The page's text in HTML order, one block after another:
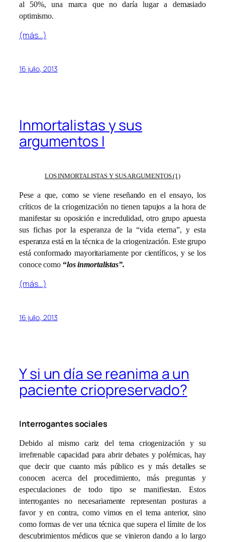
al 50%, una marca que no daría lugar a demasiado
optimismo.
(más…)
16 julio, 2013
Inmortalistas y sus
argumentos I
LOS INMORTALISTAS Y SUS ARGUMENTOS (1)
Pese a que, como se viene reseñando en el ensayo, los
críticos de la criogenización no tienen tapujos a la hora de
manifestar su oposición e incredulidad, otro grupo apuesta
sus fichas por la esperanza de la “vida eterna”, y esta
esperanza está en la técnica de la criogenización. Este grupo
está conformado mayoritariamente por científicos, y se los
conoce como “los inmortalistas”.
(más…)
16 julio, 2013
Y si un día se reanima a un
paciente criopreservado?
Interrogantes sociales
Debido al mismo cariz del tema criogenización y su
irrefrenable capacidad para abrir debates y polémicas, hay
que decir que cuanto más público es y más detalles se
conocen acerca del procedimiento, más preguntas y
especulaciones de todo tipo se manifiestan. Estos
interrogantes no necesariamente representan posturas a
favor y en contra, como vimos en el tema anterior, sino
como formas de ver una técnica que supera el límite de los
descubrimientos médicos que se vinieron dando a lo largo